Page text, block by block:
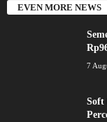
EVEN MORE NEWS
7
Soft